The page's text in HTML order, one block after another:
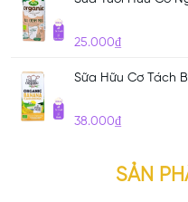
25.000₫
Sữa Hữu Cơ Tách
38.000₫
SẢN